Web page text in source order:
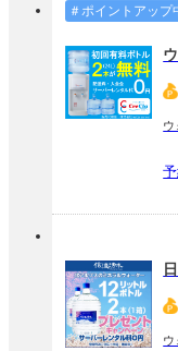
＃ポイントアップ
ウ
ウ